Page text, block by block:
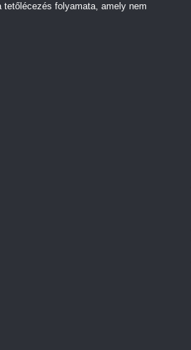
folyamata, amely nem